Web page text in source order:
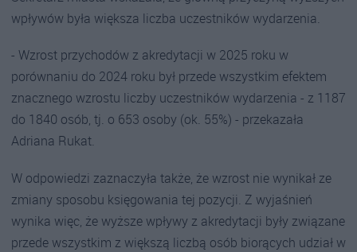
wpływów była większa liczba uczestników wydarzenia.
- Wzrost przychodów z akredytacji w 2025 roku w
porównaniu do 2024 roku był przede wszystkim efektem
znacznego wzrostu liczby uczestników wydarzenia - z 1187
do 1840 osób, tj. o 653 osoby (ok. 55%) - przekazała
Adriana Rukat.
W odpowiedzi zaznaczyła także, że wzrost nie wynikał ze
zmiany sposobu księgowania tej pozycji. Z wyjaśnień
wynika więc, że wyższe wpływy z akredytacji były związane
przede wszystkim z większą liczbą osób biorących udział w